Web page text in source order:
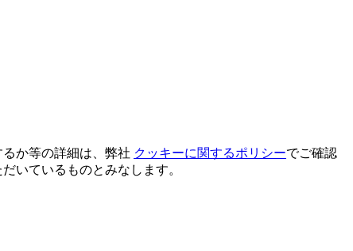
か等の詳細は、弊社 クッキーに関するポリシーでご確認
いているものとみなします。